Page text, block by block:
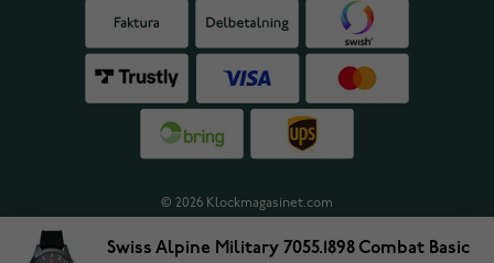
© 2026 Klockmagasinet.com
Swiss Alpine Military 7055.1898 Combat Basic